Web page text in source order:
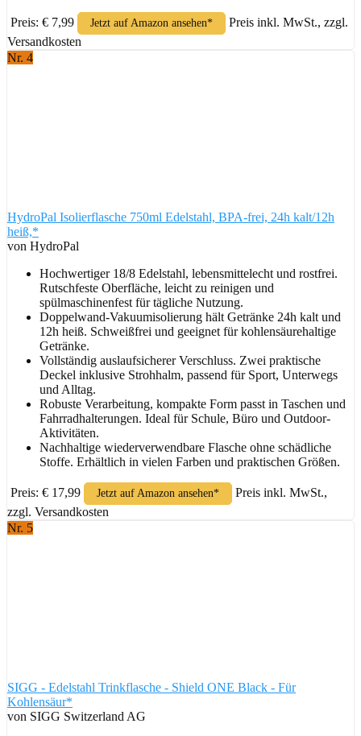
Preis: € 7,99 Jetzt auf Amazon ansehen*
Preis inkl. MwSt., zzgl.
Versandkosten
Nr. 4
HydroPal Isolierflasche 750ml Edelstahl, BPA-frei, 24h kalt/12h
heiß,*
von HydroPal
Hochwertiger 18/8 Edelstahl, lebensmittelecht und rostfrei.
Rutschfeste Oberfläche, leicht zu reinigen und
spülmaschinenfest für tägliche Nutzung.
Doppelwand-Vakuumisolierung hält Getränke 24h kalt und
12h heiß. Schweißfrei und geeignet für kohlensäurehaltige
Getränke.
Vollständig auslaufsicherer Verschluss. Zwei praktische
Deckel inklusive Strohhalm, passend für Sport, Unterwegs
und Alltag.
Robuste Verarbeitung, kompakte Form passt in Taschen und
Fahrradhalterungen. Ideal für Schule, Büro und Outdoor-
Aktivitäten.
Nachhaltige wiederverwendbare Flasche ohne schädliche
Stoffe. Erhältlich in vielen Farben und praktischen Größen.
Preis: € 17,99 Jetzt auf Amazon ansehen*
Preis inkl. MwSt.,
zzgl. Versandkosten
Nr. 5
SIGG - Edelstahl Trinkflasche - Shield ONE Black - Für
Kohlensäur*
von SIGG Switzerland AG